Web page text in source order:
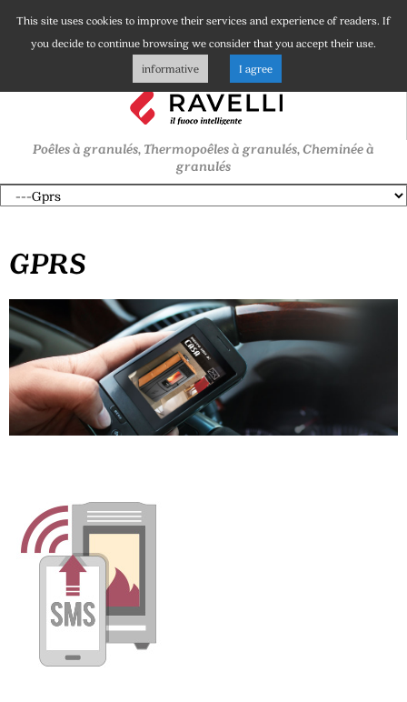
Poêles à granulés, Thermopoêles à granulés, Cheminée à
granulés
GPRS
This site uses cookies to improve their services and experience of readers. If
you decide to continue browsing we consider that you accept their use.
informative
I agree